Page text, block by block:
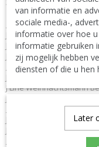
30 or
English:
J-Line by Jolipa
J Line Santa Claus Beige
J-Line santa clauses
Deutsch:
J Line Weihnachtsmann
J-Line weihnachtsmann
J-Line by Jolipa
J Line Babbo Natale
van informatie en
sociale media-,
informatie over hoe
informatie gebruiken
zij mogelijk hebben
diensten of die u hen
Later